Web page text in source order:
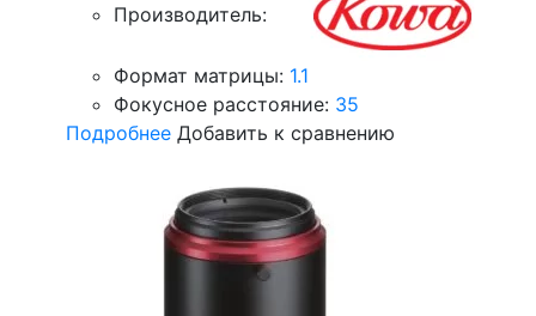
Производитель:
Формат матрицы: 1.1
Фокусное расстояние: 35
Подробнее Добавить к сравнению